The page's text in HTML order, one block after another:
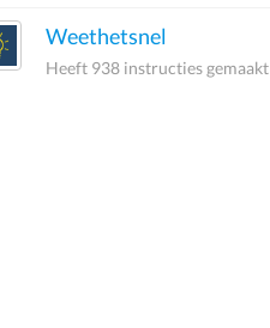
Weethetsnel
Heeft 938 instructies gemaakt